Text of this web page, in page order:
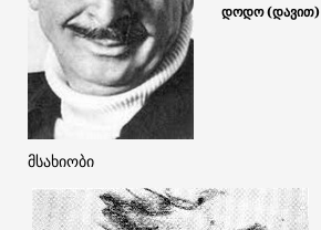
დოდო (დავით)
მსახიობი